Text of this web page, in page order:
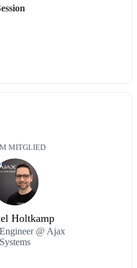
MITGLIED
Holtkamp
@ Ajax
Systems